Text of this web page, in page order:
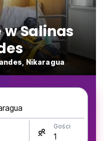
w Salinas
Nikaragua
Gości